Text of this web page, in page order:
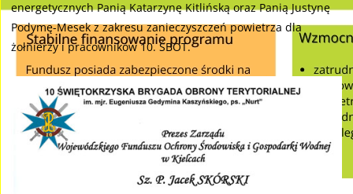
energetycznych Panią Katarzynę Kitlińską oraz Panią Justynę
Podymę-Mesek z zakresu zanieczyszczeń powietrza dla
żołnierzy i pracowników 10. ŚBOT.